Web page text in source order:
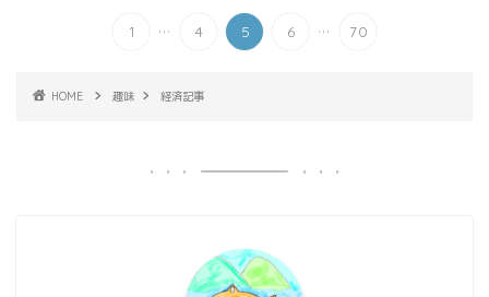
1 ... 4 5 6 ... 70
HOME 趣味 経済記事